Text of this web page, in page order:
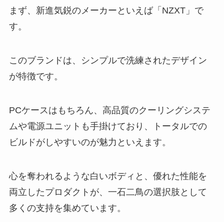
まず、新進気鋭のメーカーといえば「NZXT」で
す。
このブランドは、シンプルで洗練されたデザイン
が特徴です。
PCケースはもちろん、高品質のクーリングシステ
ムや電源ユニットも手掛けており、トータルでの
ビルドがしやすいのが魅力といえます。
心を奪われるような白いボディと、優れた性能を
両立したプロダクトが、一石二鳥の選択肢として
多くの支持を集めています。